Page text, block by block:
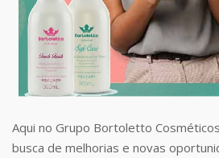
Aqui no Grupo Bortoletto
busca de melhorias e novas